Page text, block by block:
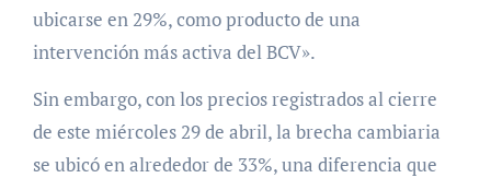
ubicarse en 29%, como producto de una
intervención más activa del BCV».
Sin embargo, con los precios registrados al cierre
de este miércoles 29 de abril, la brecha cambiaria
se ubicó en alrededor de 33%, una diferencia que